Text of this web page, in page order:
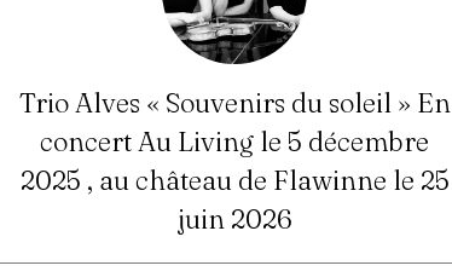
Trio Alves « Souvenirs du soleil » En
concert Au Living le 5 décembre
2025 , au château de Flawinne le 25
juin 2026